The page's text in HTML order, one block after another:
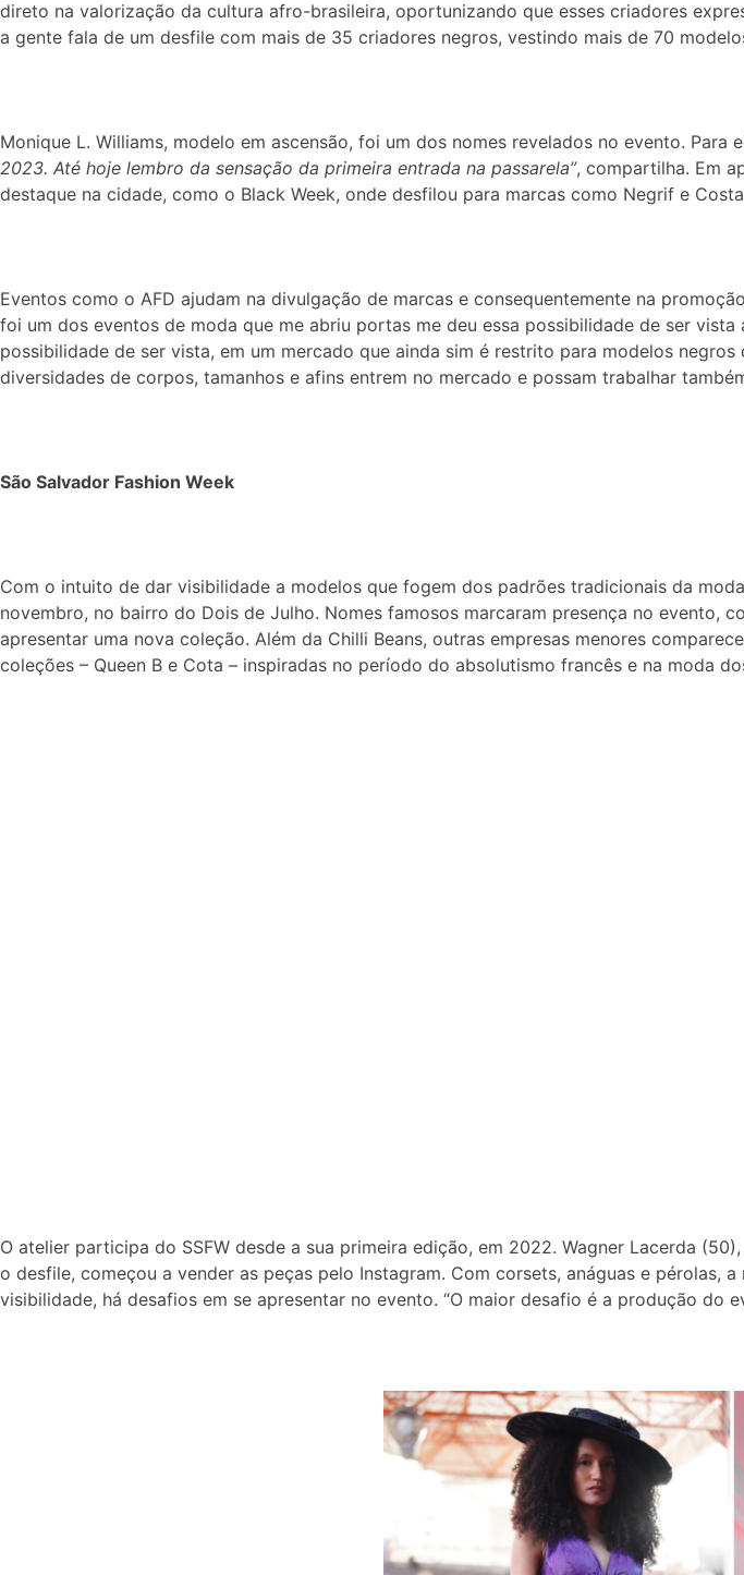
direto na valorização da cultura afro-brasileira, oportunizando que esses criadores
a gente fala de um desfile com mais de 35 criadores negros, vestindo mais de 70
Monique L. Williams, modelo em ascensão, foi um dos nomes revelados no evento. Para
2023. Até hoje lembro da sensação da primeira entrada na passarela”, compartilha. Em
destaque na cidade, como o Black Week, onde desfilou para marcas como Negrif e
Eventos como o AFD ajudam na divulgação de marcas e consequentemente na
foi um dos eventos de moda que me abriu portas me deu essa possibilidade de ser
possibilidade de ser vista, em um mercado que ainda sim é restrito para modelos
diversidades de corpos, tamanhos e afins entrem no mercado e possam trabalhar
São Salvador Fashion Week
Com o intuito de dar visibilidade a modelos que fogem dos padrões tradicionais da
novembro, no bairro do Dois de Julho. Nomes famosos marcaram presença no evento,
apresentar uma nova coleção. Além da Chilli Beans, outras empresas menores
coleções – Queen B e Cota – inspiradas no período do absolutismo francês e na moda
O atelier participa do SSFW desde a sua primeira edição, em 2022. Wagner Lacerda
o desfile, começou a vender as peças pelo Instagram. Com corsets, anáguas e pérolas,
visibilidade, há desafios em se apresentar no evento. “O maior desafio é a produção do